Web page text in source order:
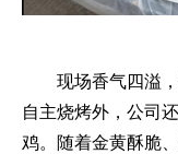
现场香气四溢
自主烧烤外，公司
鸡。随着金黄酥脆